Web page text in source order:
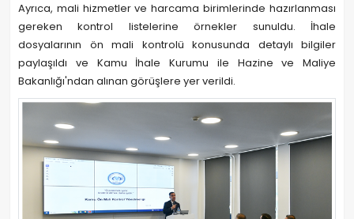
Ayrıca, mali hizmetler ve harcama birimlerinde hazırlanması
gereken kontrol listelerine örnekler sunuldu. İhale
dosyalarının ön mali kontrolü konusunda detaylı bilgiler
paylaşıldı ve Kamu İhale Kurumu ile Hazine ve Maliye
Bakanlığı'ndan alınan görüşlere yer verildi.